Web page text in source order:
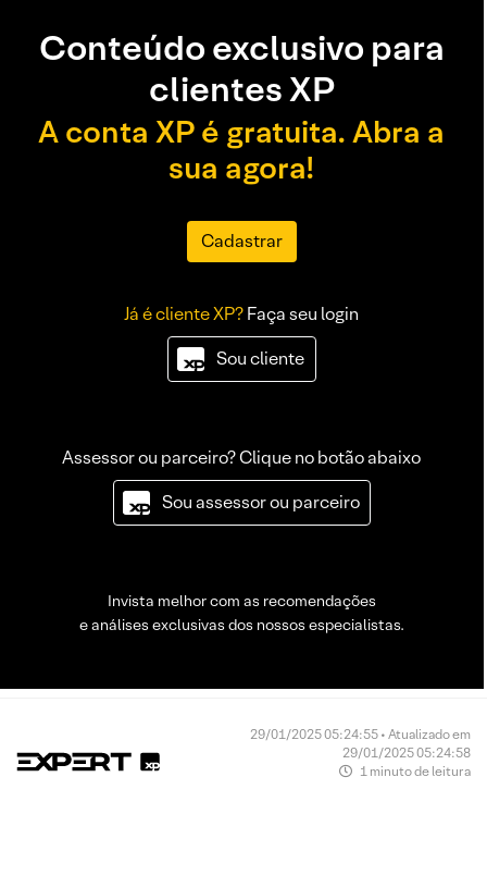
Conteúdo exclusivo para
clientes XP
A conta XP é gratuita. Abra a
sua agora!
Cadastrar
Já é cliente XP?Faça seu login
Sou cliente
Assessor ou parceiro? Clique no botão abaixo
Sou assessor ou parceiro
Invista melhor com as recomendações
e análises exclusivas dos nossos especialistas.
29/01/2025 05:24:55 • Atualizado em
29/01/2025 05:24:58
1 minuto de leitura